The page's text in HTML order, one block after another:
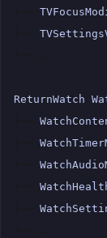
ReturnWatch